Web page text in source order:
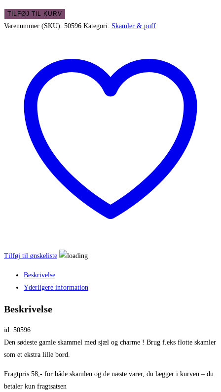
Gammel
vinrød
afskalning
TILFØJ TIL KURV
Varenummer (SKU): 50596 Kategori: Skamler & puff
Tilføj til ønskeliste
Beskrivelse
Yderligere information
Beskrivelse
id. 50596
Den sødeste gamle skammel med sjæl og charme ! Brug f.eks flotte skamler
som et ekstra lille bord.
Fragtpris 58,- for både skamlen og de næste varer, du lægger i kurven – du
betaler kun fragtsatsen